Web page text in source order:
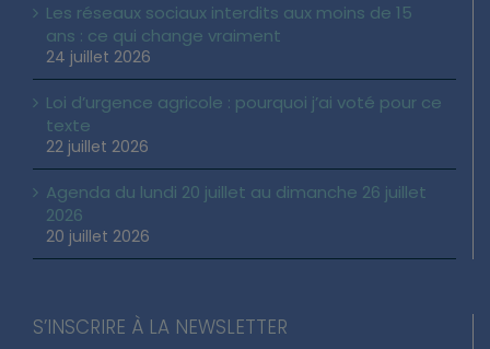
Les réseaux sociaux interdits aux moins de 15
ans : ce qui change vraiment
24 juillet 2026
Loi d’urgence agricole : pourquoi j’ai voté pour ce
texte
22 juillet 2026
Agenda du lundi 20 juillet au dimanche 26 juillet
2026
20 juillet 2026
S’INSCRIRE À LA NEWSLETTER